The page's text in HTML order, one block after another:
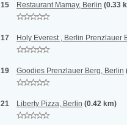
15 Restaurant Mamay, Berlin (0.33
17 Holy Everest , Berlin Prenzlauer
19 Goodies Prenzlauer Berg, Berlin
21 Liberty Pizza, Berlin (0.42 km)